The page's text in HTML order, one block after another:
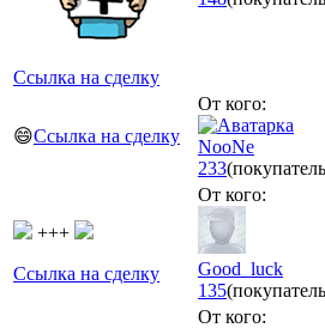
Ссылка на сделку
😄Ссылка на сделку
От кого:
NooNe
233
+++
Ссылка на сделку
От кого:
Good_luck
135
От кого: